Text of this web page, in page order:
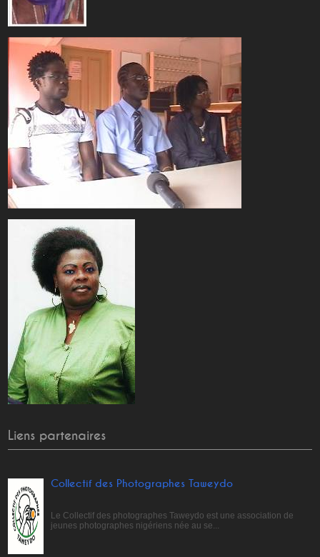
Liens partenaires
Collectif des Photographes Taweydo
Le Collectif des photographes Taweydo est une association de
jeunes photographes nigériens née au se...